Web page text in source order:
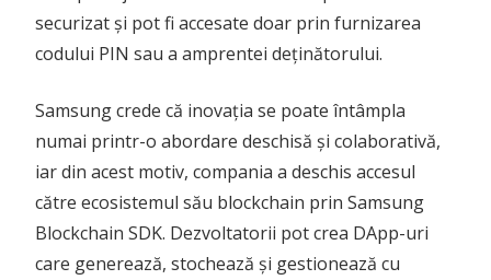
securizat și pot fi accesate doar prin furnizarea
codului PIN sau a amprentei deținătorului.
Samsung crede că inovația se poate întâmpla
numai printr-o abordare deschisă și colaborativă,
iar din acest motiv, compania a deschis accesul
către ecosistemul său blockchain prin Samsung
Blockchain SDK. Dezvoltatorii pot crea DApp-uri
care generează, stochează și gestionează cu